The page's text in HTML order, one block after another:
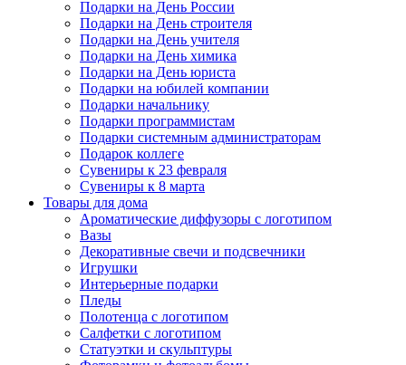
Подарки на День России
Подарки на День строителя
Подарки на День учителя
Подарки на День химика
Подарки на День юриста
Подарки на юбилей компании
Подарки начальнику
Подарки программистам
Подарки системным администраторам
Подарок коллеге
Сувениры к 23 февраля
Сувениры к 8 марта
Товары для дома
Ароматические диффузоры с логотипом
Вазы
Декоративные свечи и подсвечники
Игрушки
Интерьерные подарки
Пледы
Полотенца с логотипом
Салфетки с логотипом
Статуэтки и скульптуры